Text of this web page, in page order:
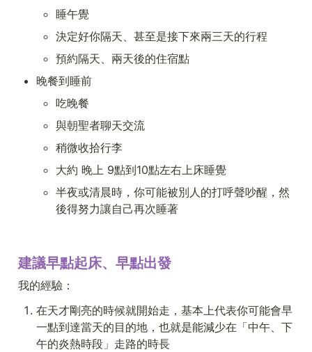
睡午覺
決定好你隔天、甚至是接下來兩三天的行程
預約隔天、兩天後的住宿點
晚餐到睡前
吃晚餐
與朝聖者聊天交流
稍微收拾行李
大約 晚上 9點到10點左右上床睡覺
半夜或清晨時，你可能被別人的打呼聲吵醒，然
後得努力讓自己再次睡著
建議早點起床、早點出發
我的經驗：
在天才剛亮的時候就開始走，基本上代表你可能會早
一點到達當天的目的地，也就是能減少在「中午、下
午的炎熱時段」走路的時長